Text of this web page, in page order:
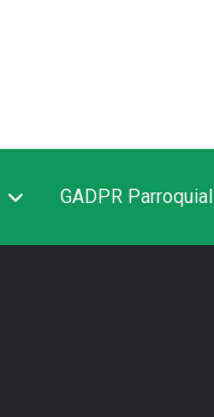
GADPR Parroquial